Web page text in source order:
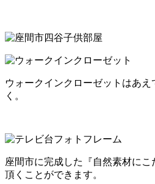
ウォークインクローゼットはあえ
く。
座間市に完成した『自然素材に
頂くことができます。